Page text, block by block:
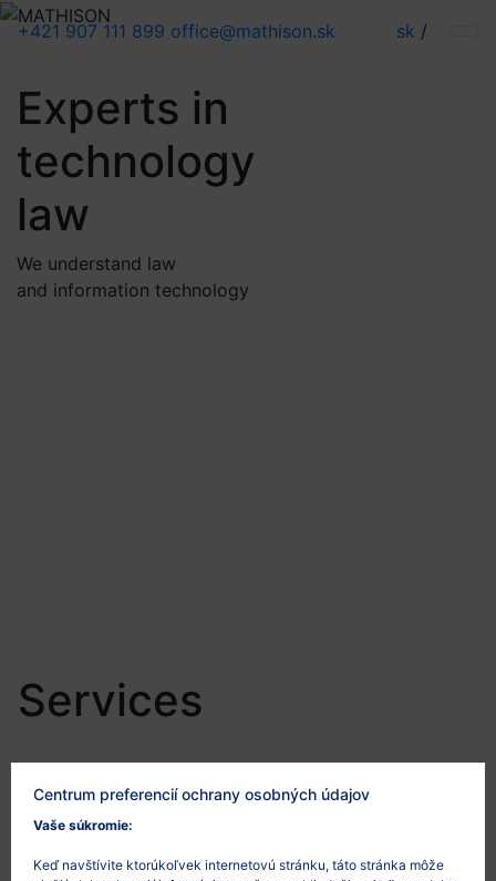
+421 907 111 899 office@mathison.sk sk /
Experts in
technology
law
We understand law
and information technology
Services
Software
E-commerce
Startups
Centrum preferencií ochrany osobných údajov
Vaše súkromie:
Keď navštívite ktorúkoľvek internetovú stránku, táto stránka môže